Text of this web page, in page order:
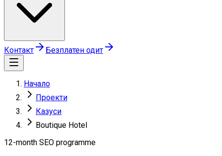
Контакт Безплатен одит
Начало
Проекти
Казуси
Boutique Hotel
12-month SEO programme